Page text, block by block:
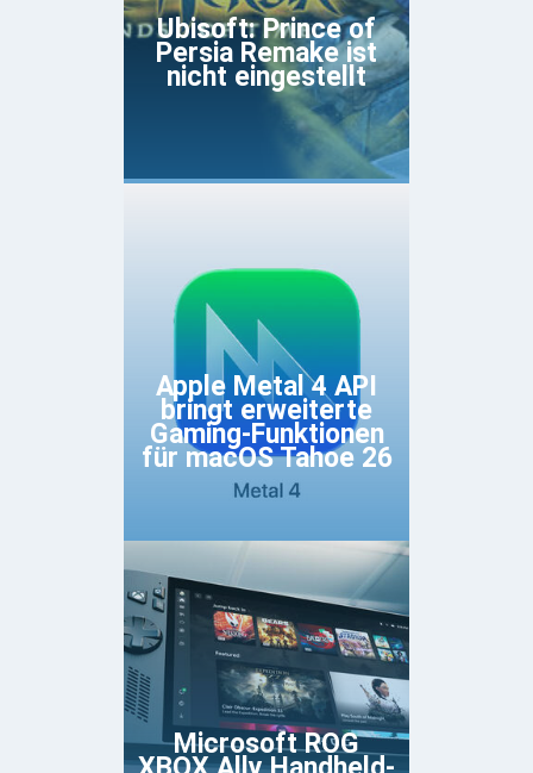
Ubisoft: Prince of
Persia Remake ist
nicht eingestellt
Apple Metal 4 API
bringt erweiterte
Gaming-Funktionen
für macOS Tahoe 26
Microsoft ROG